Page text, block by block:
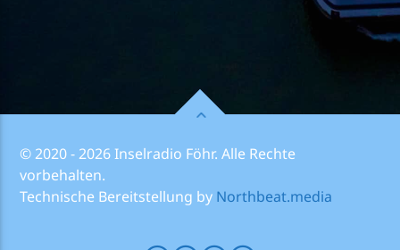
© 2020 - 2026 Inselradio Föhr. Alle Rechte
vorbehalten.
Technische Bereitstellung by Northbeat.media